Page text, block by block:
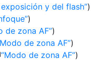
y del flash )
)
de zona AF )
Modo de zona AF )
Modo de zona AF )